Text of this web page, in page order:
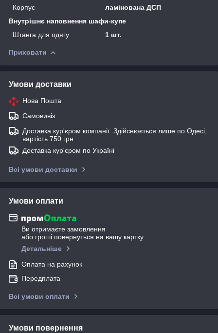
Корпус
ламінована ДСП
Внутрішнє наповнення шафи-купе
Штанга для одягу
1 шт.
Приховати
Умови доставки
Нова Пошта
Самовивіз
Доставка кур'єром компанії. Здійснюється лише по Одесі,
вартість 750 грн
Доставка кур'єром по Україні
Всі умови доставки
Умови оплати
Ви отримаєте замовлення
або гроші повернуться на вашу картку
Детальніше
Оплата на рахунок
Передплата
Всі умови оплати
Умови повернення